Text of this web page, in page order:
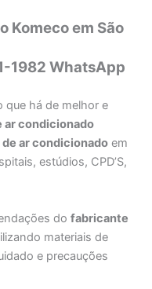
Komeco em São
1982 WhatsApp
que há de melhor e
ar condicionado
ar condicionado em
estúdios, CPD’S,
dofabricante
materiais de
e precauções